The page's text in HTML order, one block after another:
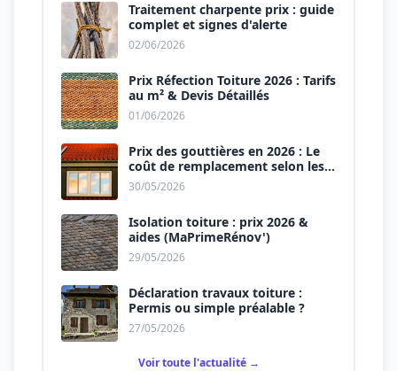
Traitement charpente prix : guide
complet et signes d'alerte
02/06/2026
Prix Réfection Toiture 2026 : Tarifs
au m² & Devis Détaillés
01/06/2026
Prix des gouttières en 2026 : Le
coût de remplacement selon les
matériaux
30/05/2026
Isolation toiture : prix 2026 &
aides (MaPrimeRénov')
29/05/2026
Déclaration travaux toiture :
Permis ou simple préalable ?
27/05/2026
Voir toute l'actualité →